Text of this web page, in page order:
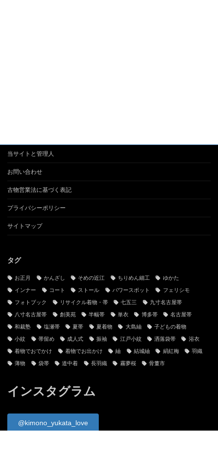
当サイトと管理人
お問い合わせ
古物営業法に基づく表記
プライバシーポリシー
サイトマップ
タグ
お正月 かんざし そめの近江 ちりめん細工 ゆかた
インナー コート ストール パワースポット フェリシモ
フォトブック リサイクル着物・帯 七五三 九寸名古屋帯
八寸名古屋帯 創美苑 半幅帯 単衣 博多帯 名古屋帯
和裁塾 塩瀬帯 夏帯 夏着物 大島紬 子どもの着物
小紋 帯留め 成人式 振袖 江戸小紋 洒落袋帯 浴衣
着物でおでかけ 着物でお出かけ 紬 結城紬 絹紅梅 羽織
薄物 袋帯 道中着 長羽織 霧夢桜 骨董市
インスタグラム
@kimono_yukata_love